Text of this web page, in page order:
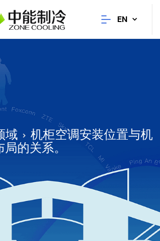
EN
域
机柜空调安装位置与机
的关系。